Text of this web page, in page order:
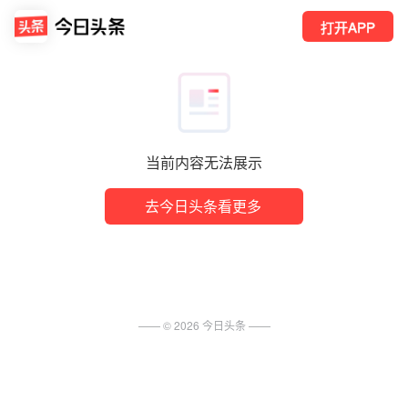
当前内容无法展示
去今日头条看更多
打开APP
—— ©2026 今日头条 ——